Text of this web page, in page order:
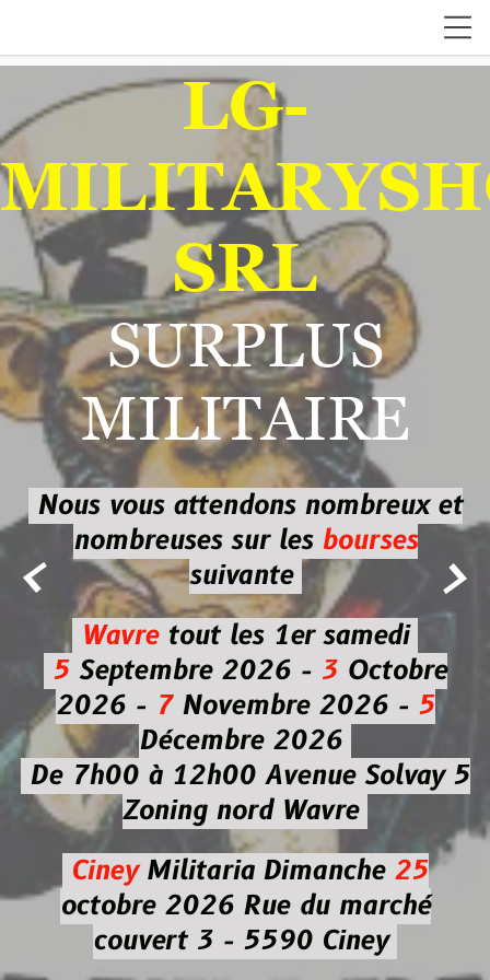
 
LG-
SRL
SURPLUS
MILITAIRE
Nous vous attendons nombreux et
nombreuses sur les bourses
suivante
Wavretout les 1er samedi
5Septembre 2026 - 3Octobre
2026 -7Novembre 2026 - 5
Décembre 2026
De 7h00 à 12h00 Avenue Solvay 5
Zoning nord Wavre
CineyMilitaria Dimanche 25
octobre 2026Rue du marché
couvert 3 - 5590 Ciney